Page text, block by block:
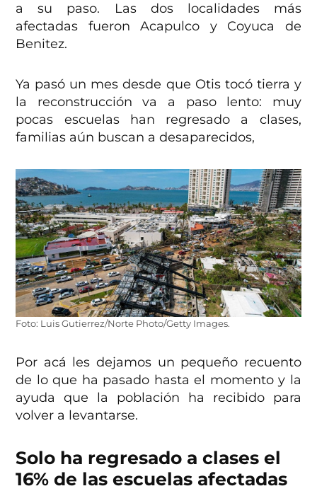
a su paso. Las dos localidades más
afectadas fueron Acapulco y Coyuca de
Benitez.
Ya pasó un mes desde que Otis tocó tierra y
la reconstrucción va a paso lento: muy
pocas escuelas han regresado a clases,
familias aún buscan a desaparecidos,
Foto: Luis Gutierrez/Norte Photo/Getty Images.
Por acá les dejamos un pequeño recuento
de lo que ha pasado hasta el momento y la
ayuda que la población ha recibido para
volver a levantarse.
Solo ha regresado a clases el
16% de las escuelas afectadas